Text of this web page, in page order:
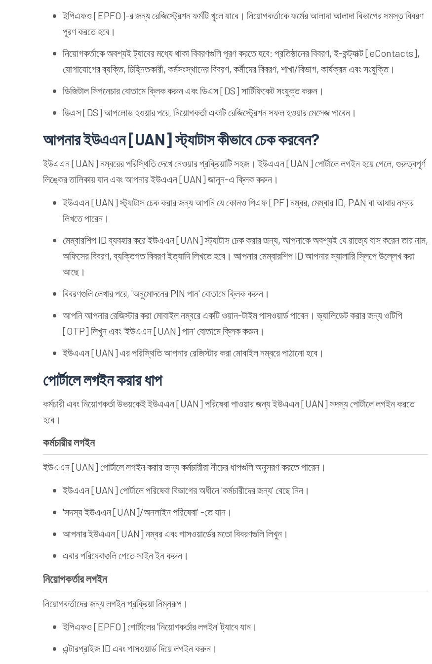
ইপিএফও [EPFO]-র জন্য রেজিস্ট্রেশন ফর্মটি খুলে যাবে। নিয়োগকর্তাকে ফর্মের আলাদা আলাদা বিভাগের সমস্ত বিবরণ
পূরণ করতে হবে।
নিয়োগকর্তাকে অবশ্যই ট্যাবের মধ্যে থাকা বিবরণগুলি পূরণ করতে হবে: প্রতিষ্ঠানের বিবরণ, ই-কন্ট্যাক্ট [eContacts],
যোগাযোগের ব্যক্তি, চিহ্নিতকারী, কর্মসংস্থানের বিবরণ, কর্মীদের বিবরণ, শাখা/বিভাগ, কার্যক্রম এবং সংযুক্তি।
ডিজিটাল সিগনেচার বোতামে ক্লিক করুন এবং ডিএস [DS] সার্টিফিকেট সংযুক্ত করুন।
ডিএস [DS] আপলোড হওয়ার পরে, নিয়োগকর্তা একটি রেজিস্ট্রেশন সফল হওয়ার মেসেজ পাবেন।
আপনার ইউএএন [UAN] স্ট্যাটাস কীভাবে চেক করবেন?
ইউএএন [UAN] নম্বরের পরিস্থিতি দেখে নেওয়ার প্রক্রিয়াটি সহজ। ইউএএন [UAN] পোর্টালে লগইন হয়ে গেলে, গুরুত্বপূর্ণ
লিঙ্কের তালিকায় যান এবং আপনার ইউএএন [UAN] জানুন-এ ক্লিক করুন।
ইউএএন [UAN] স্ট্যাটাস চেক করার জন্য আপনি যে কোনও পিএফ [PF] নম্বর, মেম্বার ID, PAN বা আধার নম্বর
লিখতে পারেন।
মেম্বারশিপ ID ব্যবহার করে ইউএএন [UAN] স্ট্যাটাস চেক করার জন্য, আপনাকে অবশ্যই যে রাজ্যে বাস করেন তার নাম,
অফিসের বিবরণ, ব্যক্তিগত বিবরণ ইত্যাদি লিখতে হবে। আপনার মেম্বারশিপ ID আপনার স্যালারি স্লিপে উল্লেখ করা
আছে।
বিবরণগুলি লেখার পরে, 'অনুমোদনের PIN পান' বোতামে ক্লিক করুন।
আপনি আপনার রেজিস্টার করা মোবাইল নম্বরে একটি ওয়ান-টাইম পাসওয়ার্ড পাবেন। ভ্যালিডেট করার জন্য ওটিপি
[OTP] লিখুন এবং 'ইউএএন [UAN] পান' বোতামে ক্লিক করুন।
ইউএএন [UAN] এর পরিস্থিতি আপনার রেজিস্টার করা মোবাইল নম্বরে পাঠানো হবে।
পোর্টালে লগইন করার ধাপ
কর্মচারী এবং নিয়োগকর্তা উভয়কেই ইউএএন [UAN] পরিষেবা পাওয়ার জন্য ইউএএন [UAN] সদস্য পোর্টালে লগইন করতে
হবে।
কর্মচারীর লগইন
ইউএএন [UAN] পোর্টালে লগইন করার জন্য কর্মচারীরা নীচের ধাপগুলি অনুসরণ করতে পারেন।
ইউএএন [UAN] পোর্টালে পরিষেবা বিভাগের অধীনে 'কর্মচারীদের জন্য' বেছে নিন।
'সদস্য ইউএএন [UAN]/অনলাইন পরিষেবা' -তে যান।
আপনার ইউএএন [UAN] নম্বর এবং পাসওয়ার্ডের মতো বিবরণগুলি লিখুন।
এবার পরিষেবাগুলি পেতে সাইন ইন করুন।
নিয়োগকর্তার লগইন
নিয়োগকর্তাদের জন্য লগইন প্রক্রিয়া নিম্নরূপ।
ইপিএফও [EPFO] পোর্টালের 'নিয়োগকর্তার লগইন' ট্যাবে যান।
এন্টারপ্রাইজ ID এবং পাসওয়ার্ড দিয়ে লগইন করুন।